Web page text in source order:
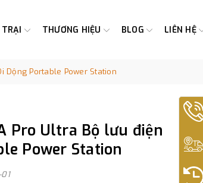
THƯƠNG HIỆU BLOG LIÊN HỆ
Dộng Portable Power Station
Pro Ultra Bộ lưu điện
Power Station